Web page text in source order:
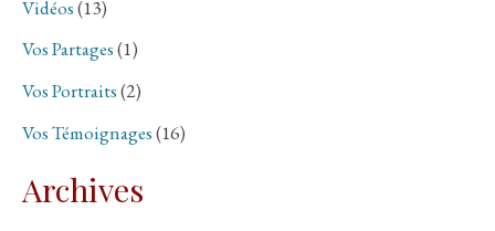
Vidéos(13)
Vos Partages(1)
Vos Portraits(2)
Vos Témoignages(16)
Archives